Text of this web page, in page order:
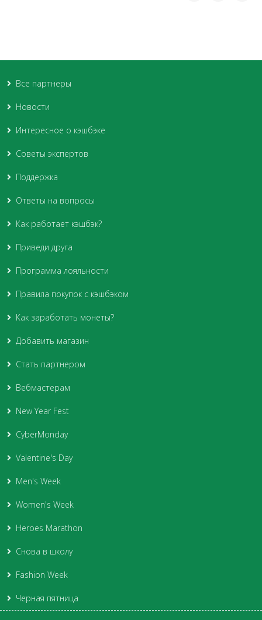
Все партнеры
Новости
Интересное о кэшбэке
Советы экспертов
Поддержка
Ответы на вопросы
Как работает кэшбэк?
Приведи друга
Программа лояльности
Правила покупок с кэшбэком
Как заработать монеты?
Добавить магазин
Стать партнером
Вебмастерам
New Year Fest
CyberMonday
Valentine's Day
Men's Week
Women's Week
Heroes Marathon
Снова в школу
Fashion Week
Черная пятница